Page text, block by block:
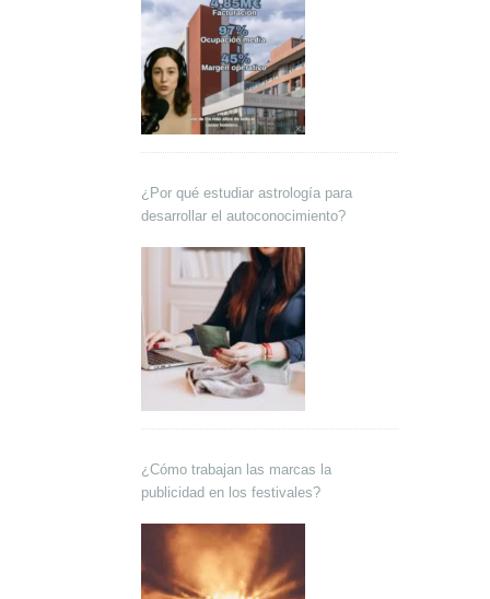
¿Por qué estudiar astrología para
desarrollar el autoconocimiento?
¿Cómo trabajan las marcas la
publicidad en los festivales?